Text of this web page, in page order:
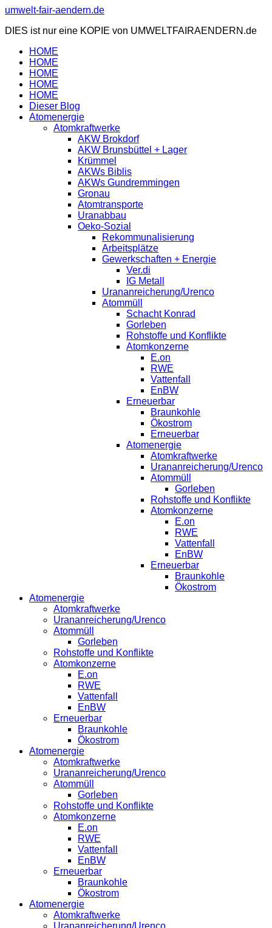
Zum
springen
umwelt-fair-aendern.de
DIES ist nur eine KOPIE von UMWELTFAIRAENDERN.de
HOME
HOME
HOME
HOME
HOME
Dieser Blog
Atomenergie
Atomkraftwerke
AKW Brokdorf
AKW Brunsbüttel + Lager
Krümmel
AKWs Biblis
AKWs Gundremmingen
Gronau
Atomtransporte
Uranabbau
Oeko-Sozial
Rekommunalisierung
Arbeitsplätze
Gewerkschaften + Energie
Ver.di
IG Metall
Urananreicherung/Urenco
Atommüll
Schacht Konrad
Gorleben
Rohstoffe und Konflikte
Atomkonzerne
E.on
RWE
Vattenfall
EnBW
Erneuerbar
Braunkohle
Ökostrom
Erneuerbar
Atomenergie
Atomkraftwerke
Urananreicherung/Urenco
Atommüll
Gorleben
Rohstoffe und Konflikte
Atomkonzerne
E.on
RWE
Vattenfall
EnBW
Erneuerbar
Braunkohle
Ökostrom
Atomenergie
Atomkraftwerke
Urananreicherung/Urenco
Atommüll
Gorleben
Rohstoffe und Konflikte
Atomkonzerne
E.on
RWE
Vattenfall
EnBW
Erneuerbar
Braunkohle
Ökostrom
Atomenergie
Atomkraftwerke
Urananreicherung/Urenco
Atommüll
Gorleben
Rohstoffe und Konflikte
Atomkonzerne
E.on
RWE
Vattenfall
EnBW
Erneuerbar
Braunkohle
Ökostrom
Atomenergie
Atomkraftwerke
Urananreicherung/Urenco